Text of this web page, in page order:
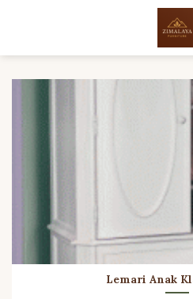
Lemari Anak